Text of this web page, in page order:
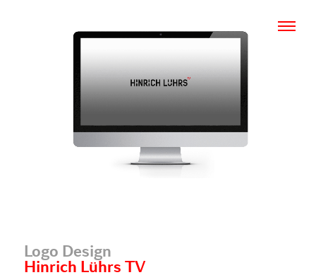
Logo Design
Hinrich Lührs TV